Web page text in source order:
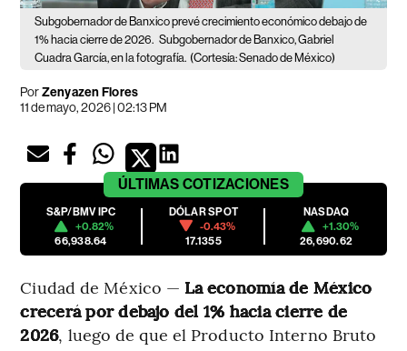
Subgobernador de Banxico prevé crecimiento económico debajo de
1% hacia cierre de 2026. Subgobernador de Banxico, Gabriel
Cuadra García, en la fotografía. (Cortesía: Senado de México)
PorZenyazen Flores
11 de mayo, 2026 | 02:13 PM
ÚLTIMAS COTIZACIONES
S&P/BMV IPC
+0.82%
66,938.64
DÓLAR SPOT
-0.43%
17.1355
NASDAQ
+1.30%
26,690.62
Ciudad de México — La economía de México
crecerá por debajo del 1% hacia cierre de
2026, luego de que el Producto Interno Bruto